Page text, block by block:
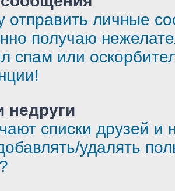
отправить личные
получаю
спам или
недруги
списки друзей и
удалять